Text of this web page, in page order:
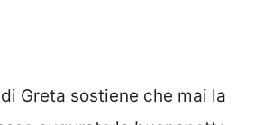
Greta sostiene che mai la